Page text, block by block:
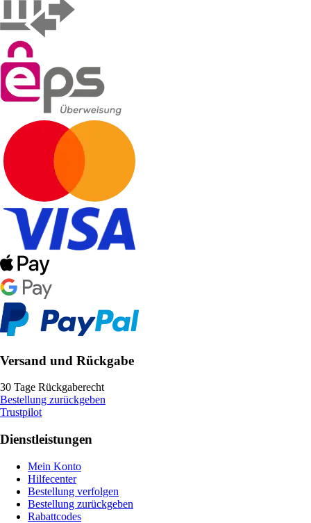
Versand und Rückgabe
30 Tage Rückgaberecht
Bestellung zurückgeben
Trustpilot
Dienstleistungen
Mein Konto
Hilfecenter
Bestellung verfolgen
Bestellung zurückgeben
Rabattcodes